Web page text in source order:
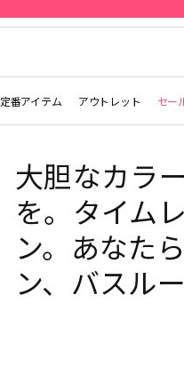
定番アイテム アウトレット セー
大胆なカラ
を。タイム
ン。あなた
ン、バスル